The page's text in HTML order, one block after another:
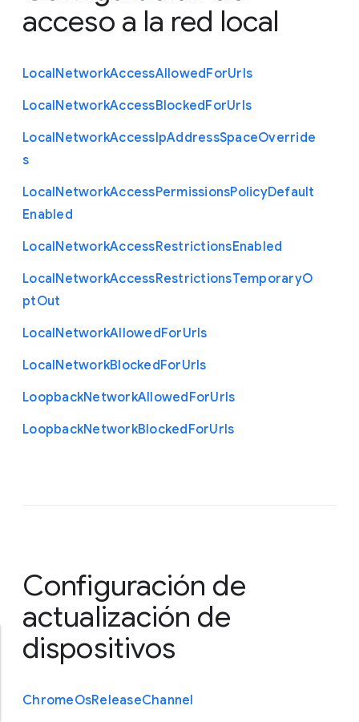
acceso a la red local
LocalNetworkAccessAllowedForUrls
LocalNetworkAccessBlockedForUrls
LocalNetworkAccessIpAddressSpaceOverride
s
LocalNetworkAccessPermissionsPolicyDefault
Enabled
LocalNetworkAccessRestrictionsEnabled
LocalNetworkAccessRestrictionsTemporaryO
ptOut
LocalNetworkAllowedForUrls
LocalNetworkBlockedForUrls
LoopbackNetworkAllowedForUrls
LoopbackNetworkBlockedForUrls
Configuración de
actualización de
dispositivos
ChromeOsReleaseChannel